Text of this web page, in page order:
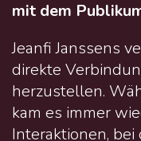
mit dem
Jeanfi Janssens
direkte
herzustellen.
kam es immer
Interaktionen,